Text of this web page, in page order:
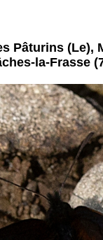
Pâturins (Le),
la-Frasse